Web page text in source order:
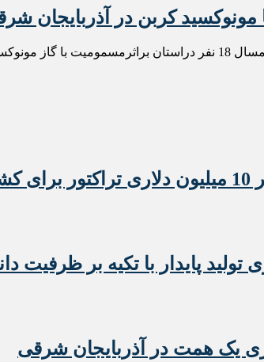
کربن در آذربایجان
روابط عمومی پزشکی قانونی آذربایجان شرقی اعلام کرد: در هفت
پایدار با تکیه بر ظرفیت